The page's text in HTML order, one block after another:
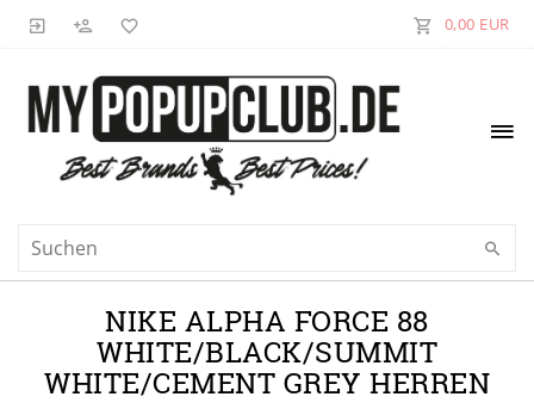
0,00 EUR
NIKE ALPHA FORCE 88
WHITE/BLACK/SUMMIT
WHITE/CEMENT GREY HERREN